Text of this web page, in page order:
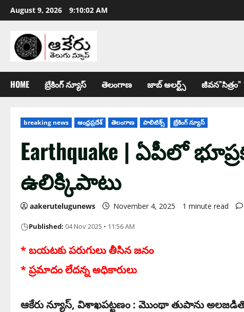
August 9, 2026 9:10:03 AM
HOME బ్రేకింగ్ న్యూస్ తెలంగాణ జాబ్ అల‌ర్ట్స్ జీవన”సిత్రం”
breaking news ఆంధ్ర‌ప్ర‌దేశ్ తెలంగాణ పాలిటిక్స్ బ్రేకింగ్ న్యూస్
Earthquake | ఏపీలో
ఉలిక్కిపాటు
aakerutelugunews November 4, 2025 1 minute read
◷Published: 04 Nov 2025 • 11:56 AM
* బ‌య‌ట‌కు ప‌రుగులు తీసిన జ‌నం
* ప్ర‌మాదం లేద‌న్న అధికారులు
ఆకేరు న్యూస్‌, విశాఖ‌ప‌ట్ట‌ణం : మొంథా తుపాను అలజ‌డితో